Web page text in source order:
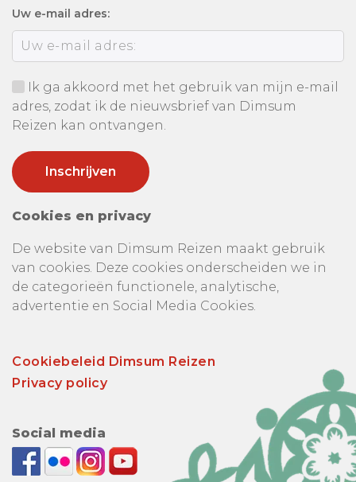
Uw e-mail adres:
Ik ga akkoord met het gebruik van mijn e-mail
adres, zodat ik de nieuwsbrief van Dimsum
Reizen kan ontvangen.
Cookies en privacy
De website van Dimsum Reizen maakt gebruik
van cookies. Deze cookies onderscheiden we in
de categorieën functionele, analytische,
advertentie en Social Media Cookies.
Cookiebeleid Dimsum Reizen
Privacy policy
Social media